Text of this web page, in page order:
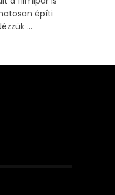
építi
...